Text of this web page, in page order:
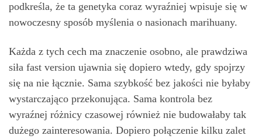
podkreśla, że ta genetyka coraz wyraźniej wpisuje się w
nowoczesny sposób myślenia o nasionach marihuany.
Każda z tych cech ma znaczenie osobno, ale prawdziwa
siła fast version ujawnia się dopiero wtedy, gdy spojrzy
się na nie łącznie. Sama szybkość bez jakości nie byłaby
wystarczająco przekonująca. Sama kontrola bez
wyraźnej różnicy czasowej również nie budowałaby tak
dużego zainteresowania. Dopiero połączenie kilku zalet